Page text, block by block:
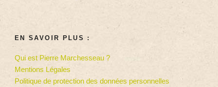
EN SAVOIR PLUS :
Qui est Pierre Marchesseau ?
Mentions Légales
Politique de protection des données personnelles